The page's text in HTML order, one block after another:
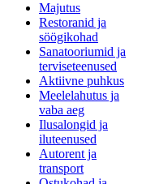
Majutus
Restoranid ja
söögikohad
Sanatooriumid ja
terviseteenused
Aktiivne puhkus
Meelelahutus ja
vaba aeg
Ilusalongid ja
iluteenused
Autorent ja
transport